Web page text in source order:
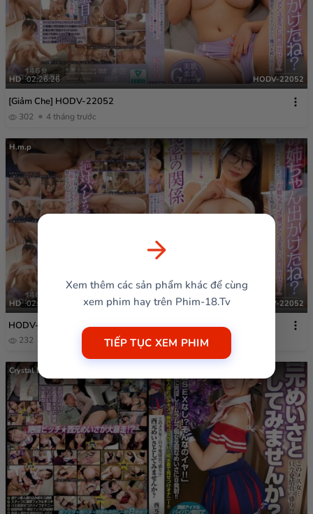
HD 02:26:26 HODV-22052
[Giảm Che] HODV-22052
302 4 tháng trước
H.m.p
HD 02:26:26 HODV-22052
HODV-22052
232
Crystal Eizou
Xem thêm các sản phẩm khác để cùng
xem phim hay trên Phim-18.Tv
TIẾP TỤC XEM PHIM